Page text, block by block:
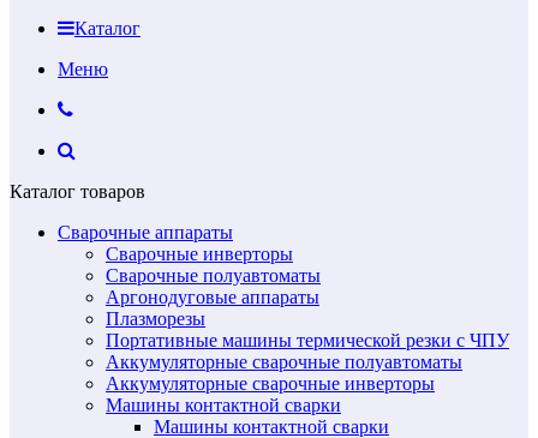
Каталог
Меню
Каталог товаров
Сварочные аппараты
Сварочные инверторы
Сварочные полуавтоматы
Аргонодуговые аппараты
Плазморезы
Портативные машины термической резки с ЧПУ
Аккумуляторные сварочные полуавтоматы
Аккумуляторные сварочные инверторы
Машины контактной сварки
Машины контактной сварки